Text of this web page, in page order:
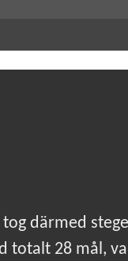
därmed
totalt 28 mål,